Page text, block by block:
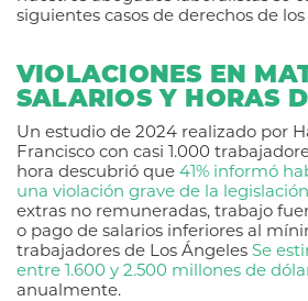
siguientes casos de derechos de
VIOLACIONES EN
SALARIOS Y HORAS
Un estudio de 2024 realizado por
Francisco con casi 1.000
hora descubrió que 41% informó
una violación grave de la
extras no remuneradas, trabajo
o pago de salarios inferiores al
trabajadores de Los Ángeles Se
entre 1.600 y 2.500 millones de
anualmente.